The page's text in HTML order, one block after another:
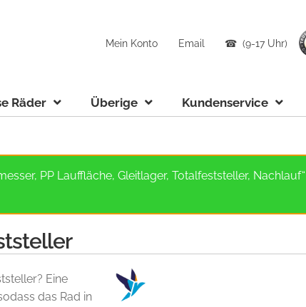
Mein Konto Email ☎ (9-17 Uhr)
Räder Überige Kundenservice
PP Lauffläche, Gleitlager, Totalfeststeller,
Eine
das Rad in